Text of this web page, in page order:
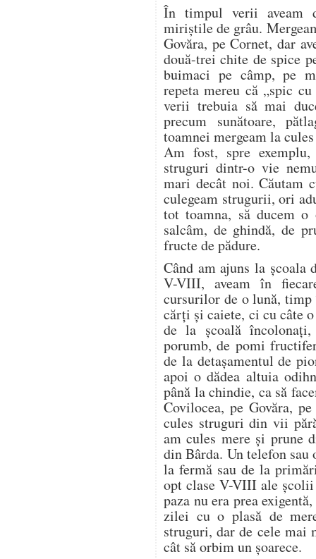
În timpul verii aveam
miriștile de grâu.
Govăra, pe Cornet, dar
două-trei chite de spice
buimaci pe câmp, pe
repeta mereu că „spic
verii trebuia să mai
precum sunătoare,
toamnei mergeam la
Am fost, spre
struguri dintr-o vie
mari decât noi. Căutam
culegeam strugurii, ori
tot toamna, să ducem o
salcâm, de ghindă, de
fructe de pădure.
Când am ajuns la școala
V-VIII, aveam în
cursurilor de o lună, timp
cărți și caiete, ci cu câte
de la școală
porumb, de pomi
de la detașamentul de
apoi o dădea altuia
până la chindie, ca să
Covilocea, pe Govăra,
cules struguri din vii
am cules mere și prune
din Bârda. Un telefon sau
la fermă sau de la
opt clase V-VIII ale școlii
paza nu era prea
zilei cu o plasă de
struguri, dar de cele mai
cât să orbim un șoarece.